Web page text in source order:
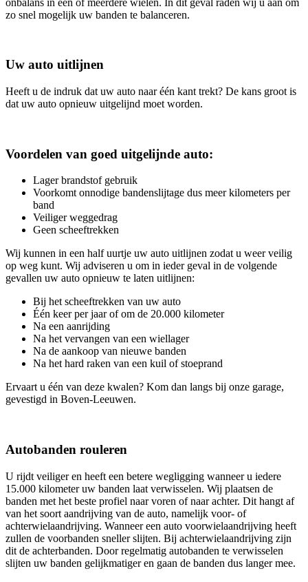
zo snel mogelijk uw banden te balanceren.
Uw auto uitlijnen
Heeft u de indruk dat uw auto naar één kant trekt? De kans groot is
dat uw auto opnieuw uitgelijnd moet worden.
Voordelen van goed uitgelijnde auto:
Lager brandstof gebruik
Voorkomt onnodige bandenslijtage dus meer kilometers per
band
Veiliger weggedrag
Geen scheeftrekken
Wij kunnen in een half uurtje uw auto uitlijnen zodat u weer veilig
op weg kunt. Wij adviseren u om in ieder geval in de volgende
gevallen uw auto opnieuw te laten uitlijnen:
Bij het scheeftrekken van uw auto
Één keer per jaar of om de 20.000 kilometer
Na een aanrijding
Na het vervangen van een wiellager
Na de aankoop van nieuwe banden
Na het hard raken van een kuil of stoeprand
Ervaart u één van deze kwalen? Kom dan langs bij onze garage,
gevestigd in Boven-Leeuwen.
Autobanden rouleren
U rijdt veiliger en heeft een betere wegligging wanneer u iedere
15.000 kilometer uw banden laat verwisselen. Wij plaatsen de
banden met het beste profiel naar voren of naar achter. Dit hangt af
van het soort aandrijving van de auto, namelijk voor- of
achterwielaandrijving. Wanneer een auto voorwielaandrijving heeft
zullen de voorbanden sneller slijten. Bij achterwielaandrijving zijn
dit de achterbanden. Door regelmatig autobanden te verwisselen
slijten uw banden gelijkmatiger en gaan de banden dus langer mee.